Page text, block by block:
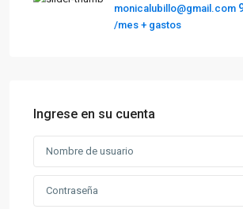
monicalubillo@gmail.com
/mes + gastos
Ingrese en su cuenta